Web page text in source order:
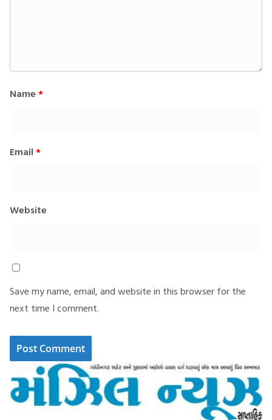
Name *
Email *
Website
Save my name, email, and website in this browser for the
next time I comment.